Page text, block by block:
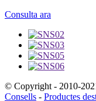
Consulta ara
© Copyright - 2010-
Consells - Productes